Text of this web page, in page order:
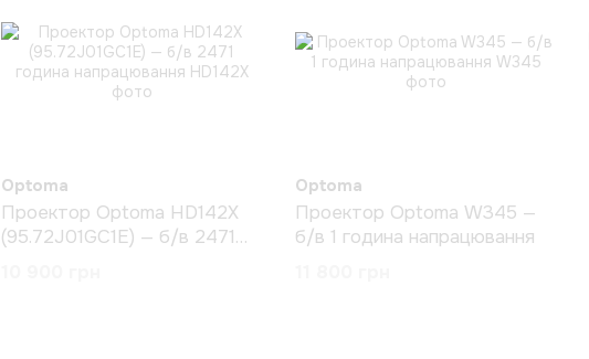
Optoma
Проектор Optoma HD142X
(95.72J01GC1E) — б/в 2471
Optoma
Проектор Optoma W345 —
б/в 1 година напрацювання